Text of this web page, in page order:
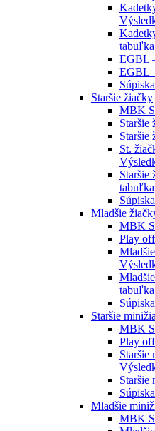
tabuľka
EGBL
EGBL
Staršie žiačky
MBK
Staršie
Staršie
St.
Staršie
tabuľka
Mladšie
MBK
Play
tabuľka
Staršie
MBK
Play
Staršie
Staršie
Mladšie
MBK